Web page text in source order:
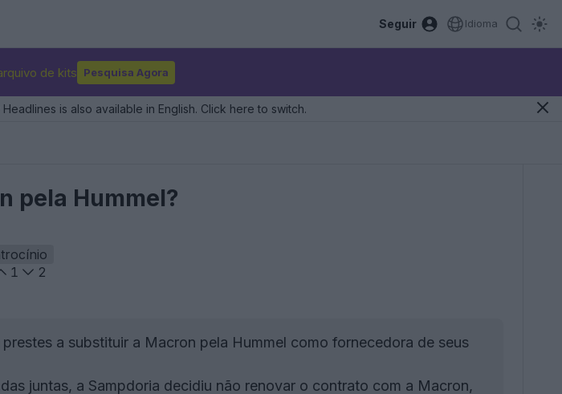
Seguir Idioma
de kits Pesquisa Agora
is also available in English. Click here to switch.
pela Hummel?
1
2
a substituir a Macron pela Hummel como fornecedora de seus
juntas, a Sampdoria decidiu não renovar o contrato com a Macron,